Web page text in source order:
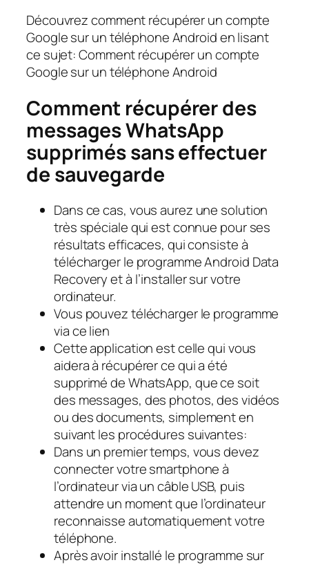
Découvrez comment récupérer un compte
Google sur un téléphone Android en lisant
ce sujet: Comment récupérer un compte
Google sur un téléphone Android
Comment récupérer des
messages WhatsApp
supprimés sans effectuer
de sauvegarde
Dans ce cas, vous aurez une solution
très spéciale qui est connue pour ses
résultats efficaces, qui consiste à
télécharger le programme Android Data
Recovery et à l’installer sur votre
ordinateur.
Vous pouvez télécharger le programme
via ce lien
Cette application est celle qui vous
aidera à récupérer ce qui a été
supprimé de WhatsApp, que ce soit
des messages, des photos, des vidéos
ou des documents, simplement en
suivant les procédures suivantes:
Dans un premier temps, vous devez
connecter votre smartphone à
l’ordinateur via un câble USB, puis
attendre un moment que l’ordinateur
reconnaisse automatiquement votre
téléphone.
Après avoir installé le programme sur